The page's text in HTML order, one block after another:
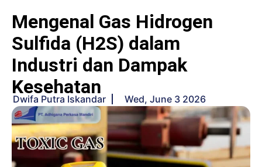
Mengenal Gas Hidrogen
Sulfida (H2S) dalam
Industri dan Dampak
Kesehatan
Dwifa Putra Iskandar Wed, June 3 2026